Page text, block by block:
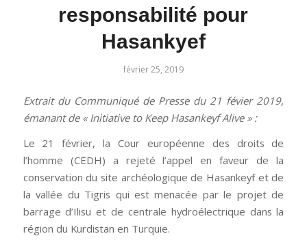
responsabilité pour
Hasankyef
février 25, 2019
Extrait du Communiqué de Presse du 21 févier 2019,
émanant de « Initiative to Keep Hasankeyf Alive » :
Le 21 février, la Cour européenne des droits de
l’homme (CEDH) a rejeté l’appel en faveur de la
conservation du site archéologique de Hasankeyf et de
la vallée du Tigris qui est menacée par le projet de
barrage d’Ilisu et de centrale hydroélectrique dans la
région du Kurdistan en Turquie.